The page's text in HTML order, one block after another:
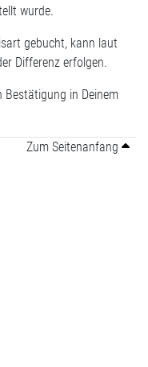
wurde.
gebucht, kann laut
Differenz erfolgen.
Bestätigung in Deinem
Zum Seitenanfang